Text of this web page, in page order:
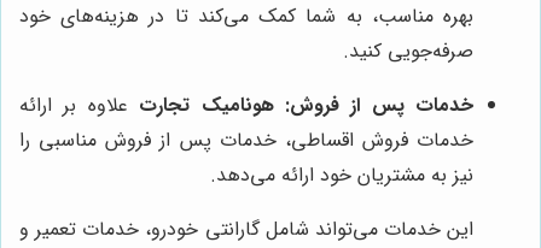
بهره مناسب، به شما کمک می‌کند تا در هزینه‌های خود
صرفه‌جویی کنید.
خدمات پس از فروش: هونامیک تجارت علاوه بر ارائه
خدمات فروش اقساطی، خدمات پس از فروش مناسبی را
نیز به مشتریان خود ارائه می‌دهد.
این خدمات می‌تواند شامل گارانتی خودرو، خدمات تعمیر و